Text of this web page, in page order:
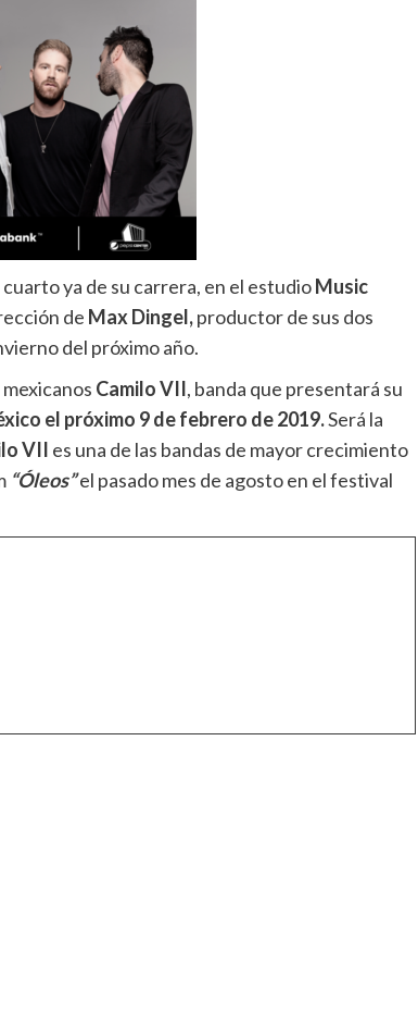
ya de su carrera, en el estudioMusic
de Max Dingel,productor de sus dos
del próximo año.
Camilo VII, banda que presentará su
el próximo 9 de febrero de 2019.Será la
VII es una de las bandas de mayor crecimiento
“Óleos”el pasado mes de agosto en el festival